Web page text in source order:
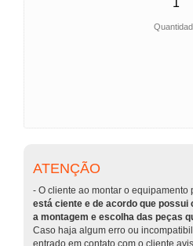
ATENÇÃO
- O cliente ao montar o equipamento
está ciente e de acordo que
a montagem e escolha das peças
Caso haja algum erro ou